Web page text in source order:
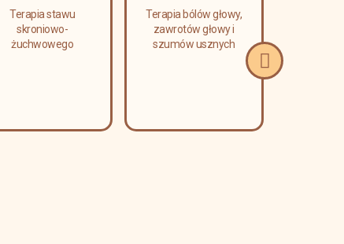
Terapia stawu
skroniowo-
żuchwowego
Terapia bólów głowy,
zawrotów głowy i
szumów usznych